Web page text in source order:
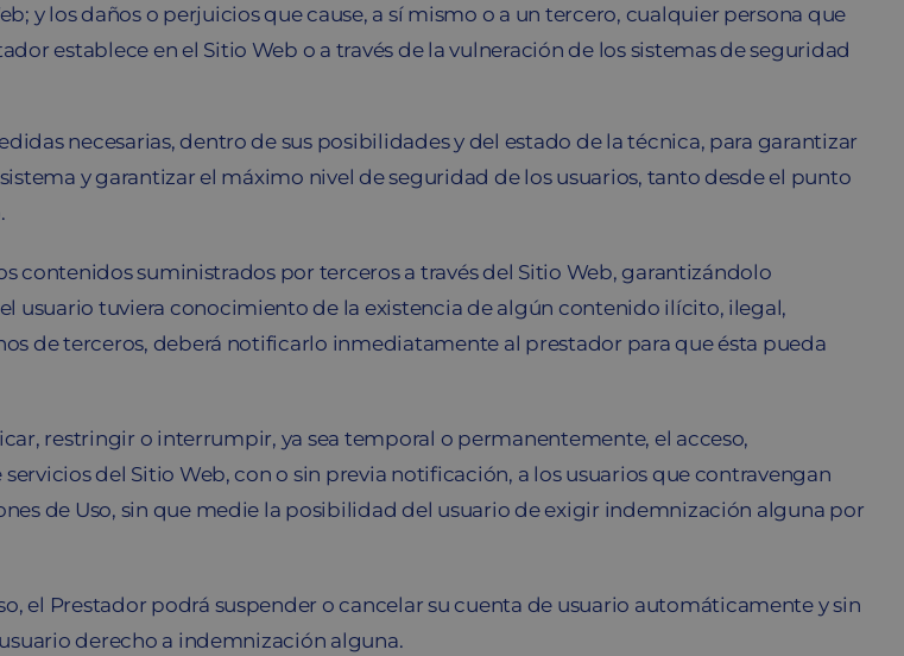
y los daños o perjuicios que cause, a sí mismo o a un tercero, cualquier persona que
establece en el Sitio Web o a través de la vulneración de los sistemas de seguridad
necesarias, dentro de sus posibilidades y del estado de la técnica, para garantizar
y garantizar el máximo nivel de seguridad de los usuarios, tanto desde el punto
suministrados por terceros a través del Sitio Web, garantizándolo
usuario tuviera conocimiento de la existencia de algún contenido ilícito, ilegal,
de terceros, deberá notificarlo inmediatamente al prestador para que ésta pueda
restringir o interrumpir, ya sea temporal o permanentemente, el acceso,
del Sitio Web, con o sin previa notificación, a los usuarios que contravengan
de Uso, sin que medie la posibilidad del usuario de exigir indemnización alguna por
el Prestador podrá suspender o cancelar su cuenta de usuario automáticamente y sin
derecho a indemnización alguna.